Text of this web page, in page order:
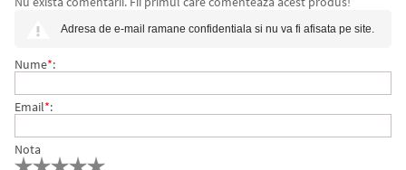
Adresa de e-mail ramane confidentiala si nu va fi afisata pe site.
Nume*:
Email*:
Nota